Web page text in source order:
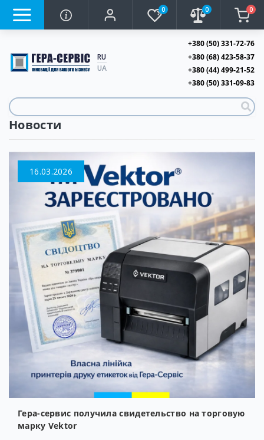
0 0 0
RU
UA
+380 (50) 331-72-76
+380 (68) 423-58-37
+380 (44) 499-21-52
+380 (50) 331-09-83
Новости
16.03.2026
Гера-сервис получила свидетельство на торговую
марку Vektor